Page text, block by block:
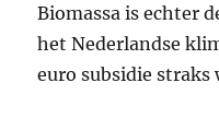
Biomassa is echter
het Nederlandse
euro subsidie straks